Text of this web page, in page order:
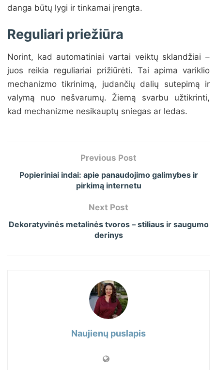
danga būtų lygi ir tinkamai įrengta.
Reguliari priežiūra
Norint, kad automatiniai vartai veiktų sklandžiai –
juos reikia reguliariai prižiūrėti. Tai apima variklio
mechanizmo tikrinimą, judančių dalių sutepimą ir
valymą nuo nešvarumų. Žiemą svarbu užtikrinti,
kad mechanizme nesikauptų sniegas ar ledas.
Previous Post
Popieriniai indai: apie panaudojimo galimybes ir
pirkimą internetu
Next Post
Dekoratyvinės metalinės tvoros – stiliaus ir saugumo
derinys
Naujienų puslapis